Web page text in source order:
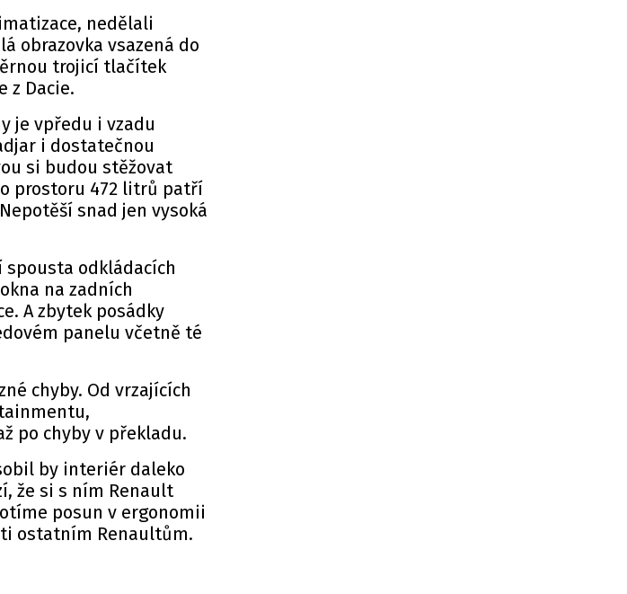
nedělali
obrazovka vsazená do
trojicí tlačítek
z Dacie.
je vpředu i vzadu
i dostatečnou
si budou stěžovat
prostoru 472 litrů patří
snad jen vysoká
odkládacích
na zadních
A zbytek posádky
panelu včetně té
chyby. Od vrzajících
po chyby v překladu.
by interiér daleko
že si s ním Renault
posun v ergonomii
ostatním Renaultům.